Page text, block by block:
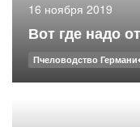
16 ноября 2019
Вот где надо
Пчеловодство